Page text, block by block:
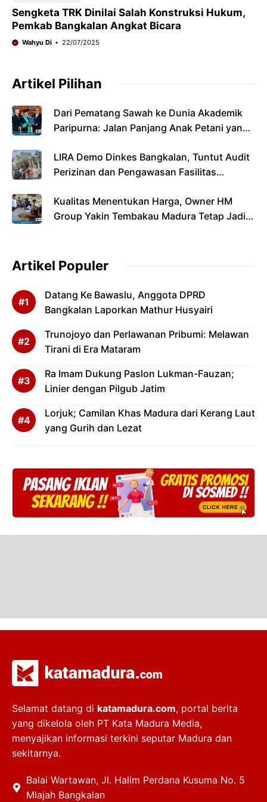
Sengketa TRK Dinilai Salah Konstruksi Hukum,
Pemkab Bangkalan Angkat Bicara
Wahyu Di 22/07/2025
Artikel Pilihan
Dari Pematang Sawah ke Dunia Akademik
Paripurna: Jalan Panjang Anak Petani yang
LIRA Demo Dinkes Bangkalan, Tuntut Audit
Perizinan dan Pengawasan Fasilitas
Kualitas Menentukan Harga, Owner HM
Group Yakin Tembakau Madura Tetap Jadi
Artikel Populer
Datang Ke Bawaslu, Anggota DPRD
Bangkalan Laporkan Mathur Husyairi
Trunojoyo dan Perlawanan Pribumi: Melawan
Tirani di Era Mataram
Ra Imam Dukung Paslon Lukman-Fauzan;
Linier dengan Pilgub Jatim
Lorjuk; Camilan Khas Madura dari Kerang Laut
yang Gurih dan Lezat
Selamat datang di katamadura.com, portal berita
yang dikelola oleh PT Kata Madura Media,
menyajikan informasi terkini seputar Madura dan
sekitarnya.
Balai Wartawan, Jl. Halim Perdana Kusuma No. 5
Mlajah Bangkalan